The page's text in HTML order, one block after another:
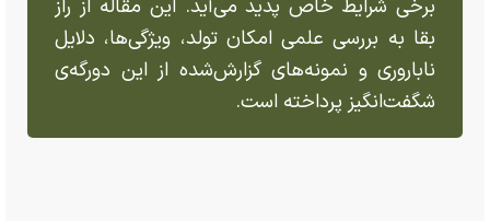
برخی شرایط خاص پدید می‌آید. این مقاله از راز
بقا به بررسی علمی امکان تولد، ویژگی‌ها، دلایل
ناباروری و نمونه‌های گزارش‌شده از این دورگه‌ی
شگفت‌انگیز پرداخته است.